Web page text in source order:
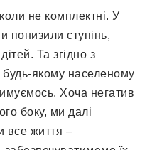
не комплектні. У
понизили ступінь,
Та згідно з
якому населеному
Хоча негатив
боку, ми далі
все життя –